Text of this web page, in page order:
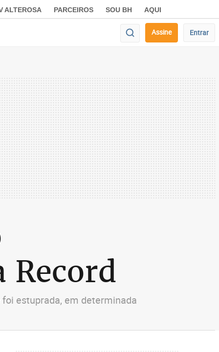
ALTEROSA PARCEIROS SOU BH AQUI
Assine Entrar
Record
estuprada, em determinada